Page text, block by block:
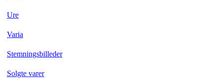
Ure
Varia
Stemningsbilleder
Solgte varer